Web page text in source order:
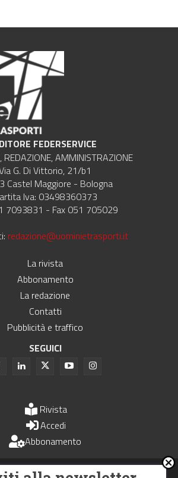
FEDERSERVICE
REDAZIONE, AMMINISTRAZIONE
G. Di Vittorio, 21/b1
Castel Maggiore - Bologna
Iva: 03498360373
7093831 - Fax 051 705029
redazione@uominietrasporti.it
La rivista
Abbonamento
La redazione
Contatti
Pubblicità e traffico
SEGUICI
Rivista
Accedi
Abbonamento
è un periodico associato all'Unione Stampa